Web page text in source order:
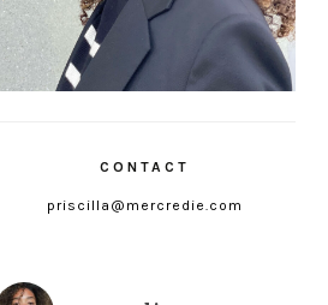
CONTACT
priscilla@mercredie.com